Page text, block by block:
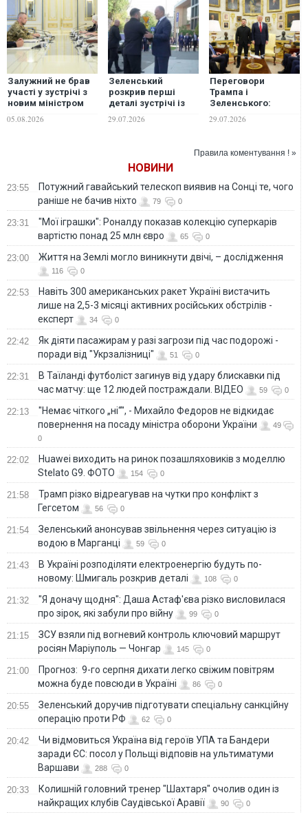
Залужний не брав
участі у зустрічі з
новим міністром
Києві: в ОП та в
05.08.2026
Зеленський
розкрив перші
деталі зустрічі із
29.07.2026
Переговори
Трампа і
Зеленського:
Володимир
29.07.2026
Правила коментування ! »
НОВИНИ
23:55
Потужний гавайський телескоп виявив на Сонці те, чого
раніше не бачив ніхто
79 0
23:31
"Мої іграшки": Роналду показав колекцію суперкарів
вартістю понад 25 млн євро
65 0
23:00 Життя на Землі могло виникнути двічі, – дослідження
116 0
22:53
Навіть 300 американських ракет Україні вистачить
лише на 2,5-3 місяці активних російських обстрілів -
експерт
34 0
22:42
Як діяти пасажирам у разі загрози під час подорожі -
поради від "Укрзалізниці"
51 0
22:31
В Таїланді футболіст загинув від удару блискавки під
час матчу: ще 12 людей постраждали. ВІДЕО
59 0
22:13
"Немає чіткого „ні“", - Михайло Федоров не відкидає
повернення на посаду міністра оборони України
49
0
22:02
Huawei виходить на ринок позашляховиків з моделлю
Stelato G9. ФОТО
154 0
21:58
Трамп різко відреагував на чутки про конфлікт з
Гегсетом
56 0
21:54
Зеленський анонсував звільнення через ситуацію із
водою в Марганці
59 0
21:43
В Україні розподіляти електроенергію будуть по-
новому: Шмигаль розкрив деталі
108 0
21:32
"Я доначу щодня": Даша Астаф'єва різко висловилася
про зірок, які забули про війну
99 0
21:15
ЗСУ взяли під вогневий контроль ключовий маршрут
росіян Маріуполь — Чонгар
145 0
21:00
Прогноз: 9-го серпня дихати легко свіжим повітрям
можна буде повсюди в Україні
86 0
20:55
Зеленський доручив підготувати спеціальну санкційну
операцію проти РФ
62 0
20:42
Чи відмовиться Україна від героїв УПА та Бандери
заради ЄС: посол у Польщі відповів на ультиматуми
Варшави
288 0
20:33
Колишній головний тренер "Шахтаря" очолив один із
найкращих клубів Саудівської Аравії
90 0